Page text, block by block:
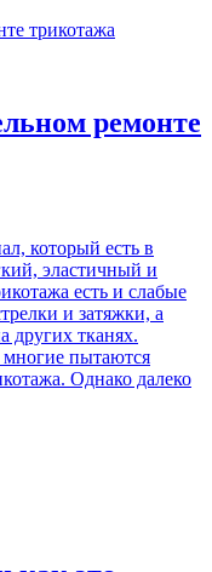
ремонте
который есть в
эластичный и
есть и слабые
и затяжки, а
других тканях.
пытаются
Однако далеко